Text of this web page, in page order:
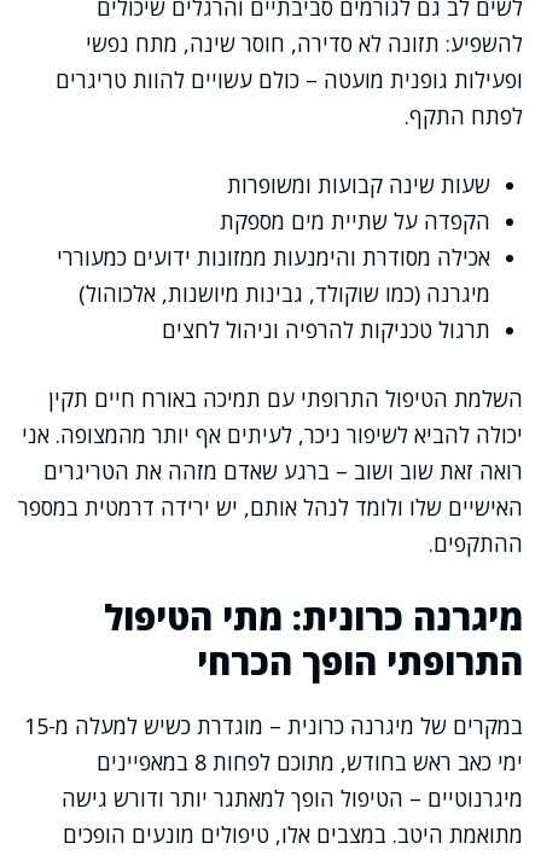
לשים לב גם לגורמים סביבתיים והרגלים שיכולים
להשפיע: תזונה לא סדירה, חוסר שינה, מתח נפשי
ופעילות גופנית מועטה – כולם עשויים להוות טריגרים
לפתח התקף.
שעות שינה קבועות ומשופרות
הקפדה על שתיית מים מספקת
אכילה מסודרת והימנעות ממזונות ידועים כמעוררי
מיגרנה (כמו שוקולד, גבינות מיושנות, אלכוהול)
תרגול טכניקות להרפיה וניהול לחצים
השלמת הטיפול התרופתי עם תמיכה באורח חיים תקין
יכולה להביא לשיפור ניכר, לעיתים אף יותר מהמצופה. אני
רואה זאת שוב ושוב – ברגע שאדם מזהה את הטריגרים
האישיים שלו ולומד לנהל אותם, יש ירידה דרמטית במספר
ההתקפים.
מיגרנה כרונית: מתי הטיפול
התרופתי הופך הכרחי
במקרים של מיגרנה כרונית – מוגדרת כשיש למעלה מ-15
ימי כאב ראש בחודש, מתוכם לפחות 8 במאפיינים
מיגרנוטיים – הטיפול הופך למאתגר יותר ודורש גישה
מתואמת היטב. במצבים אלו, טיפולים מונעים הופכים